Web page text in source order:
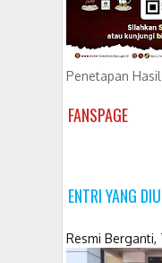
Penetapan
FANSPAGE
ENTRI YANG
Resmi